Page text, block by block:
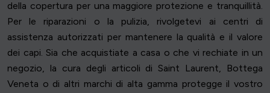
della copertura per una maggiore protezione e tranquillità.
Per le riparazioni o la pulizia, rivolgetevi ai centri di
assistenza autorizzati per mantenere la qualità e il valore
dei capi. Sia che acquistiate a casa o che vi rechiate in un
negozio, la cura degli articoli di Saint Laurent, Bottega
Veneta o di altri marchi di alta gamma protegge il vostro